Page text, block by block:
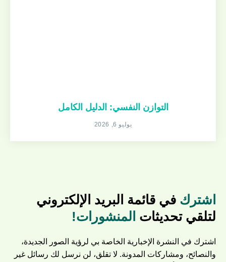
التوازن النفسي: الدليل الكامل
يوليو 6, 2026
اشترك في قائمة البريد الإلكتروني
لتلقي تحديثات المنشورات!
اشترك في النشرة الإخبارية الخاصة بي لرؤية الصور الجديدة،
والنصائح، ومشاركات المدونة. لا تقلق، لن نرسل لك رسائل غير